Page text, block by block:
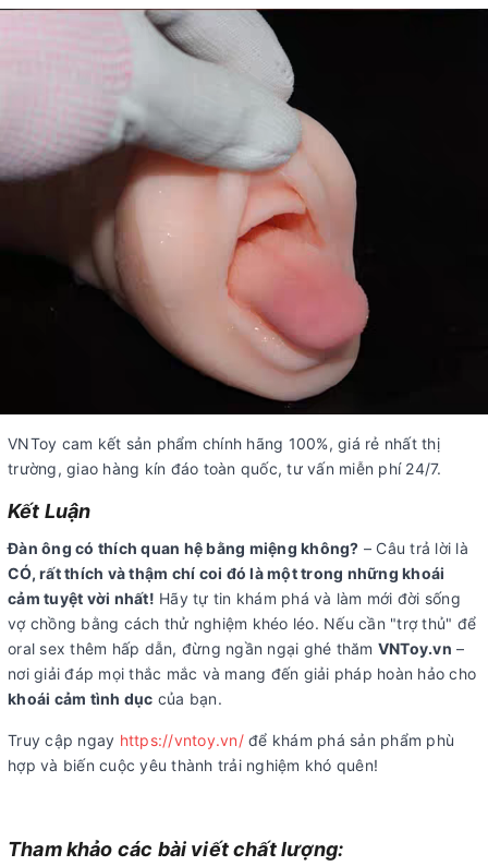
VNToy cam kết sản phẩm chính hãng 100%, giá rẻ nhất thị
trường, giao hàng kín đáo toàn quốc, tư vấn miễn phí 24/7.
Kết Luận
Đàn ông có thích quan hệ bằng miệng không? – Câu trả lời là
CÓ, rất thích và thậm chí coi đó là một trong những khoái
cảm tuyệt vời nhất! Hãy tự tin khám phá và làm mới đời sống
vợ chồng bằng cách thử nghiệm khéo léo. Nếu cần "trợ thủ" để
oral sex thêm hấp dẫn, đừng ngần ngại ghé thăm VNToy.vn –
nơi giải đáp mọi thắc mắc và mang đến giải pháp hoàn hảo cho
khoái cảm tình dục của bạn.
Truy cập ngay https://vntoy.vn/để khám phá sản phẩm phù
hợp và biến cuộc yêu thành trải nghiệm khó quên!
Tham khảo các bài viết chất lượng: